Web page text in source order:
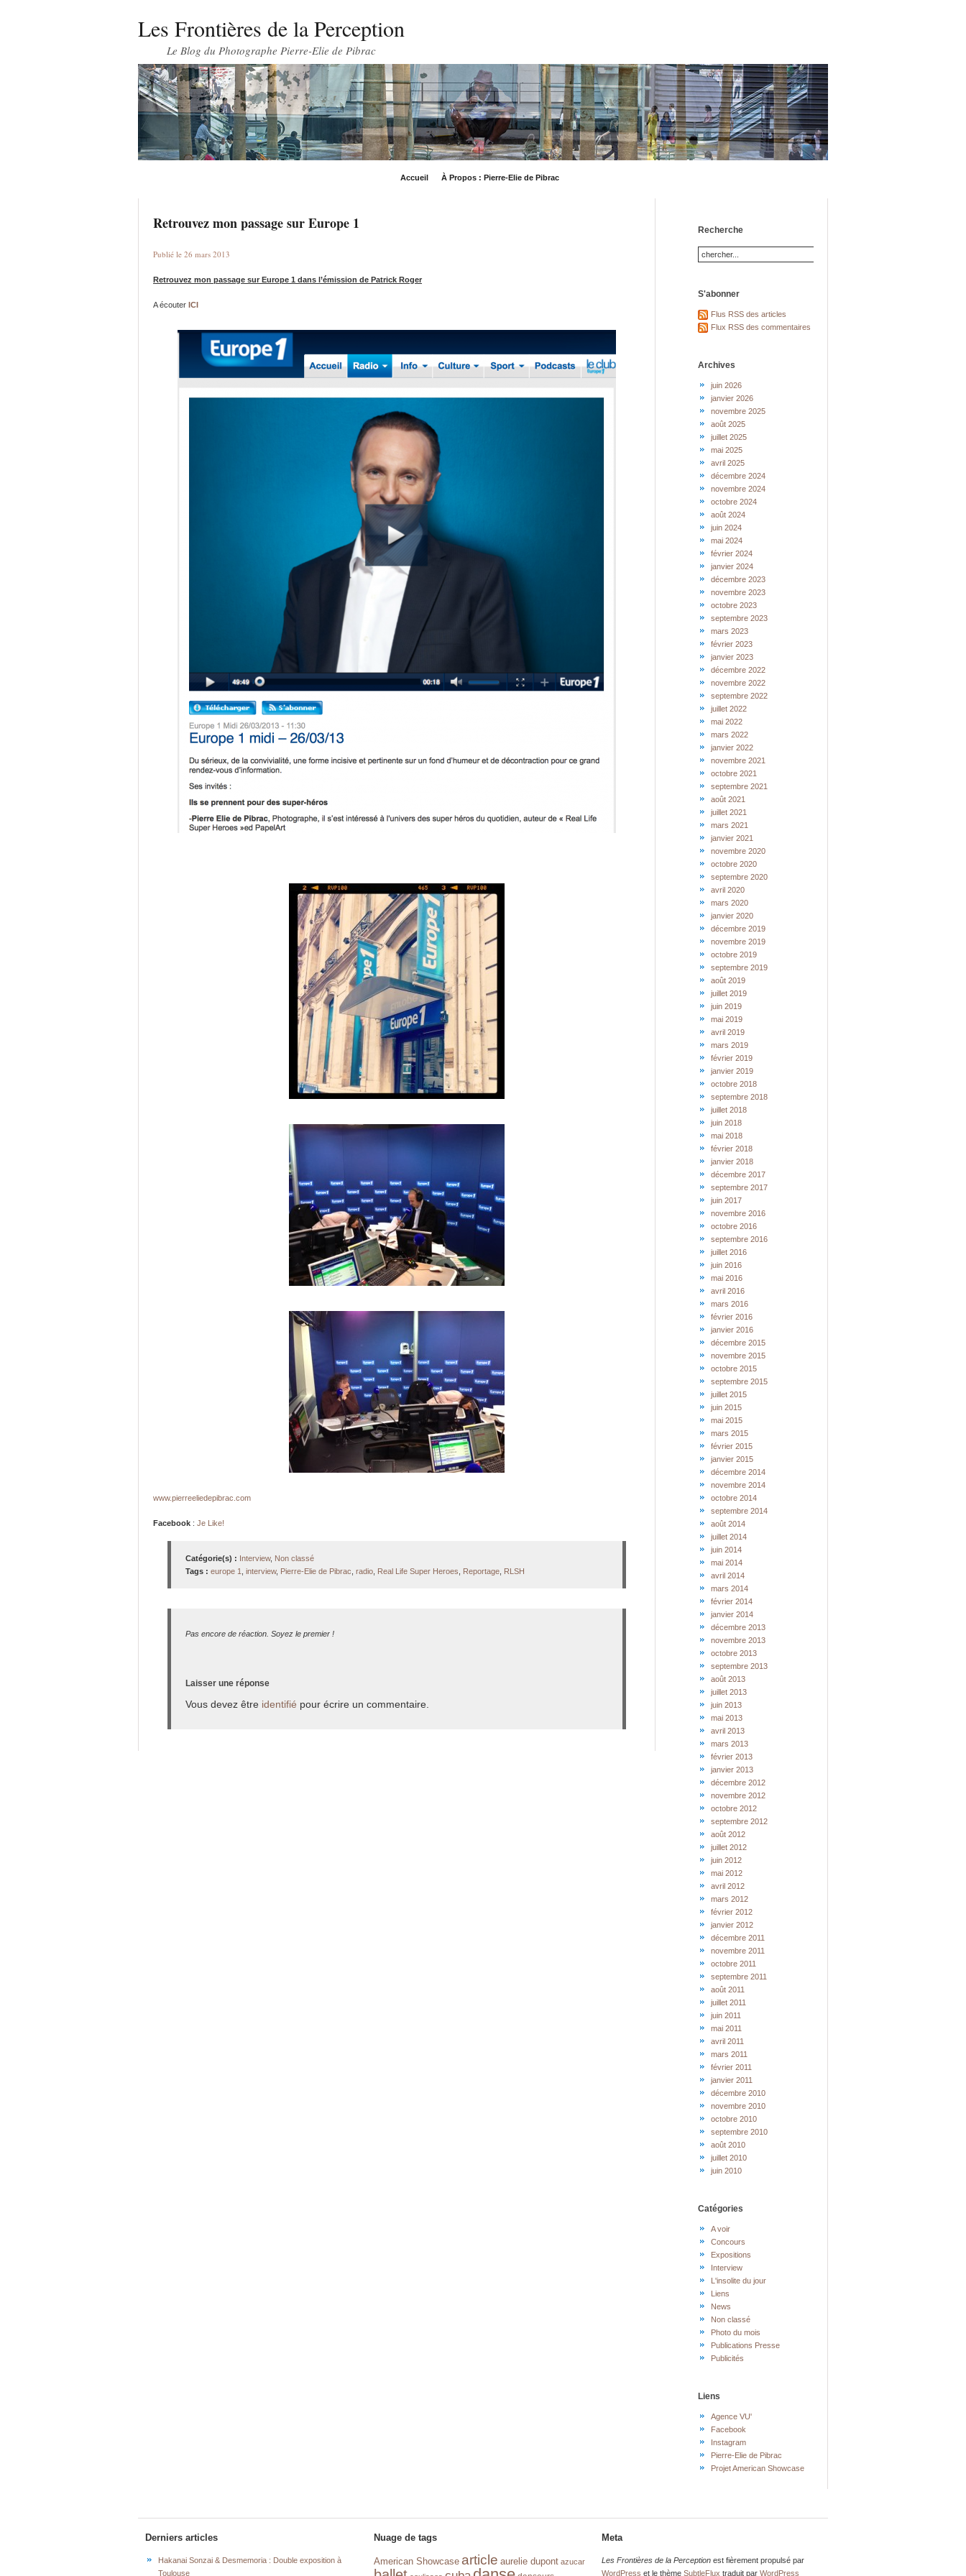
Les Frontières de la Perception
Le Blog du Photographe Pierre-Elie de Pibrac
Accueil À Propos : Pierre-Elie de Pibrac
Retrouvez mon passage sur Europe 1
Publié le 26 mars 2013
Retrouvez mon passage sur Europe 1 dans l’émission de Patrick Roger
A écouter ICI
www.pierreeliedepibrac.com
Facebook : Je Like!
Catégorie(s) : Interview, Non classé
Tags : europe 1 interview, Pierre-Elie de Pibrac radio Real Life Super Heroes Reportage RLSH
Pas encore de réaction. Soyez le premier !
Laisser une réponse
Vous devez être identifié pour écrire un commentaire.
Recherche
S'abonner
Flus RSS des articles
Flux RSS des commentaires
Archives
juin 2026
janvier 2026
novembre 2025
août 2025
juillet 2025
mai 2025
avril 2025
décembre 2024
novembre 2024
octobre 2024
août 2024
juin 2024
mai 2024
février 2024
janvier 2024
décembre 2023
novembre 2023
octobre 2023
septembre 2023
mars 2023
février 2023
janvier 2023
décembre 2022
novembre 2022
septembre 2022
juillet 2022
mai 2022
mars 2022
janvier 2022
novembre 2021
octobre 2021
septembre 2021
août 2021
juillet 2021
mars 2021
janvier 2021
novembre 2020
octobre 2020
septembre 2020
avril 2020
mars 2020
janvier 2020
décembre 2019
novembre 2019
octobre 2019
septembre 2019
août 2019
juillet 2019
juin 2019
mai 2019
avril 2019
mars 2019
février 2019
janvier 2019
octobre 2018
septembre 2018
juillet 2018
juin 2018
mai 2018
février 2018
janvier 2018
décembre 2017
septembre 2017
juin 2017
novembre 2016
octobre 2016
septembre 2016
juillet 2016
juin 2016
mai 2016
avril 2016
mars 2016
février 2016
janvier 2016
décembre 2015
novembre 2015
octobre 2015
septembre 2015
juillet 2015
juin 2015
mai 2015
mars 2015
février 2015
janvier 2015
décembre 2014
novembre 2014
octobre 2014
septembre 2014
août 2014
juillet 2014
juin 2014
mai 2014
avril 2014
mars 2014
février 2014
janvier 2014
décembre 2013
novembre 2013
octobre 2013
septembre 2013
août 2013
juillet 2013
juin 2013
mai 2013
avril 2013
mars 2013
février 2013
janvier 2013
décembre 2012
novembre 2012
octobre 2012
septembre 2012
août 2012
juillet 2012
juin 2012
mai 2012
avril 2012
mars 2012
février 2012
janvier 2012
décembre 2011
novembre 2011
octobre 2011
septembre 2011
août 2011
juillet 2011
juin 2011
mai 2011
avril 2011
mars 2011
février 2011
janvier 2011
décembre 2010
novembre 2010
octobre 2010
septembre 2010
août 2010
juillet 2010
juin 2010
Catégories
A voir
Concours
Expositions
Interview
L'insolite du jour
Liens
News
Non classé
Photo du mois
Publications Presse
Publicités
Liens
Agence VU'
Facebook
Instagram
Pierre-Elie de Pibrac
Projet American Showcase
Derniers articles
Hakanai Sonzai & Desmemoria : Double exposition à
Toulouse
Nuage de tags
American Showcase article aurelie dupont azucar
Meta
Les Frontières de la Perception est fièrement propulsé par
WordPress et le thèmeSubtleFlux traduit parWordPress